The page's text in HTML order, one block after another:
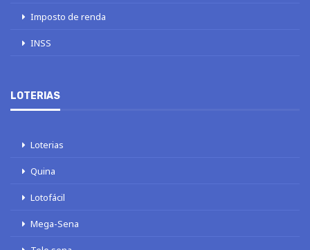
Imposto de renda
INSS
LOTERIAS
Loterias
Quina
Lotofácil
Mega-Sena